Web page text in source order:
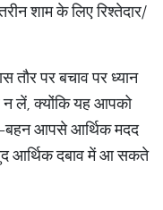
शाम के लिए रिश्तेदार/
तौर पर बचाव पर ध्यान
न लें, क्योंकि यह आपको
आपसे आर्थिक मदद
आर्थिक दबाव में आ सकते